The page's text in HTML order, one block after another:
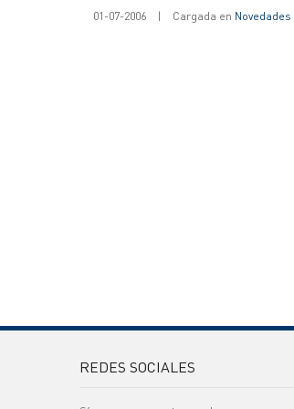
01-07-2006 | Cargada en Novedades
REDES SOCIALES